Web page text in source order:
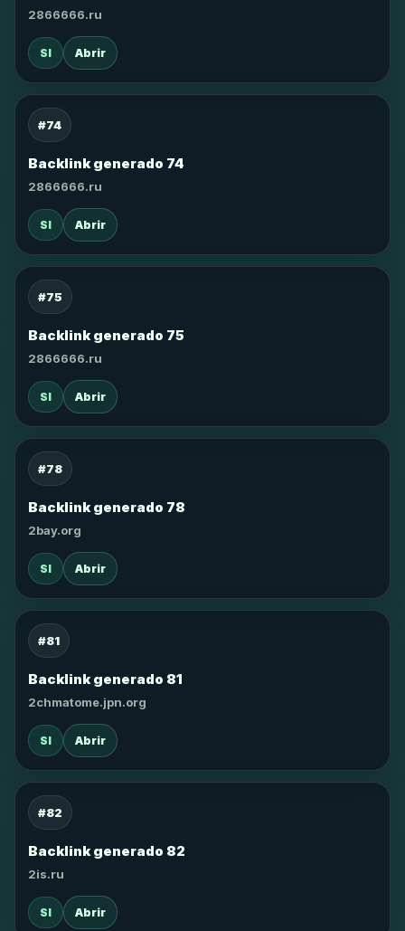
2866666.ru
SI Abrir
#74
Backlink generado 74
2866666.ru
SI Abrir
#75
Backlink generado 75
2866666.ru
SI Abrir
#78
Backlink generado 78
2bay.org
SI Abrir
#81
Backlink generado 81
2chmatome.jpn.org
SI Abrir
#82
Backlink generado 82
2is.ru
SI Abrir